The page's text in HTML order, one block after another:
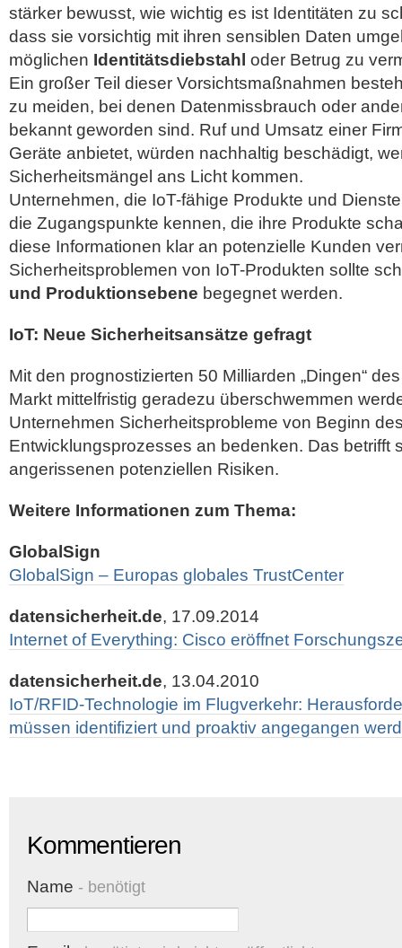
stärker bewusst, wie wichtig es ist Identitäten zu
dass sie vorsichtig mit ihren sensiblen Daten
möglichen Identitätsdiebstahl oder Betrug zu
Ein großer Teil dieser Vorsichtsmaßnahmen
zu meiden, bei denen Datenmissbrauch oder
bekannt geworden sind. Ruf und Umsatz einer
Geräte anbietet, würden nachhaltig beschädigt,
Sicherheitsmängel ans Licht kommen.
Unternehmen, die IoT-fähige Produkte und
die Zugangspunkte kennen, die ihre Produkte
diese Informationen klar an potenzielle Kunden
Sicherheitsproblemen von IoT-Produkten sollte
und Produktionsebene begegnet werden.
IoT: Neue Sicherheitsansätze gefragt
Mit den prognostizierten 50 Milliarden „Dingen“
Markt mittelfristig geradezu überschwemmen
Unternehmen Sicherheitsprobleme von Beginn
Entwicklungsprozesses an bedenken. Das betrifft
angerissenen potenziellen Risiken.
Weitere Informationen zum Thema:
GlobalSign
GlobalSign – Europas globales TrustCenter
datensicherheit.de, 17.09.2014
Internet of Everything: Cisco eröffnet
datensicherheit.de, 13.04.2010
IoT/RFID-Technologie im Flugverkehr:
müssen identifiziert und proaktiv angegangen
Kommentieren
Name - benötigt